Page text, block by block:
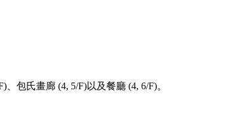
包氏畫廊 (4, 5/F)以及餐廳 (4, 6/F)。